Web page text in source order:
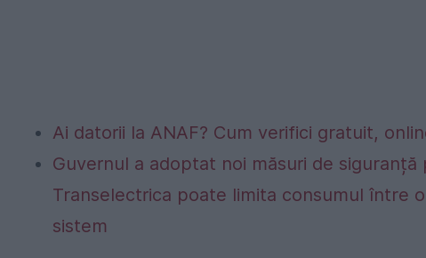
Ai datorii la ANAF? Cum verifici gratuit,
Guvernul a adoptat noi măsuri de
Transelectrica poate limita consumul între
sistem